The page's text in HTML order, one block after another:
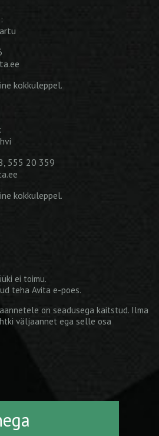
kokkuleppel.
555 20 359
kokkuleppel.
ei toimu.
teha Avita e-poes.
on seadusega kaitstud. Ilma
väljaannet ega selle osa